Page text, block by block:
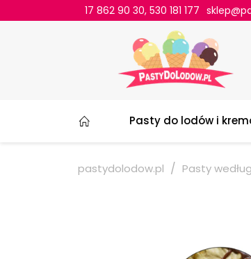
17 862 90 30, 530 181 177
Pasty do lodów i
pastydolodow.pl Pasty